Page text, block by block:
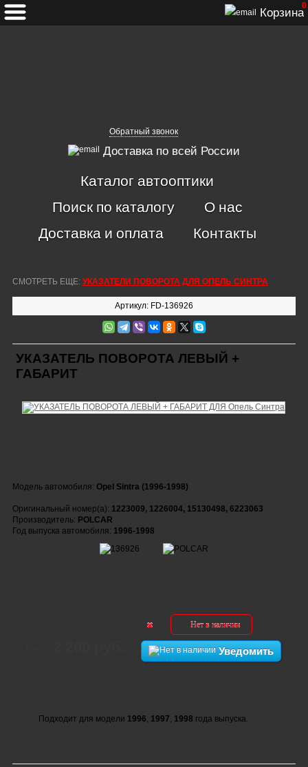
Обратный звонок
Доставка по всей России
Корзина
0
Каталог автооптики
Поиск по каталогу
О нас
Доставка и оплата
Контакты
СМОТРЕТЬ ЕЩЕ: УКАЗАТЕЛИ ПОВОРОТА ДЛЯ ОПЕЛЬ СИНТРА
Артикул: FD-136926
УКАЗАТЕЛЬ ПОВОРОТА ЛЕВЫЙ +
ГАБАРИТ
Модель автомобиля: Opel Sintra (1996-1998)
Оригинальный номер(а): 1223009, 1226004, 15130498, 6223063
Производитель: POLCAR
Год выпуска автомобиля: 1996-1998
Нет в наличии
Уведомить
Подходит для модели 1996, 1997, 1998 года выпуска.